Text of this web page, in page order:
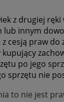
z drugiej ręki
lub innym
cesją praw do
po jego
sprzętu nie
to nie jest